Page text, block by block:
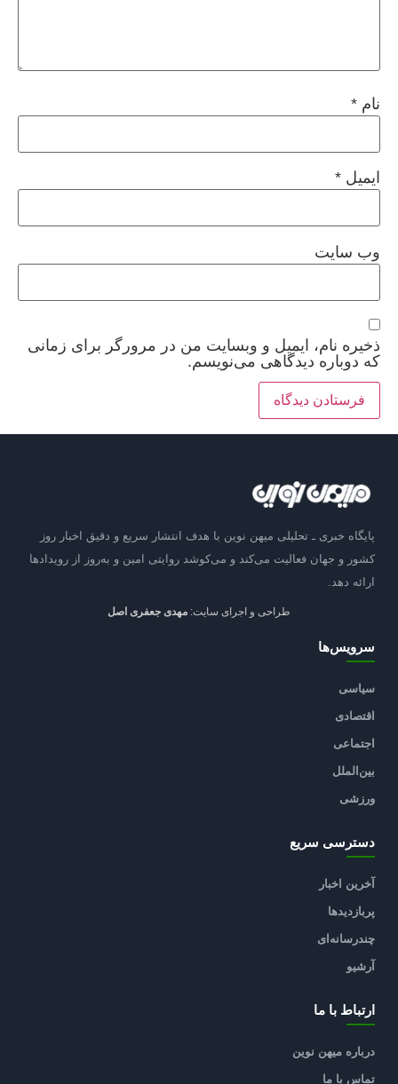
نام *
ایمیل *
وب‌ سایت
ذخیره نام، ایمیل و وبسایت من در مرورگر برای زمانی
که دوباره دیدگاهی می‌نویسم.
پایگاه خبری ـ تحلیلی میهن نوین با هدف انتشار سریع و دقیق اخبار روز
کشور و جهان فعالیت می‌کند و می‌کوشد روایتی امین و به‌روز از رویدادها
ارائه دهد.
طراحی و اجرای سایت: مهدی جعفری اصل
سرویس‌ها
سیاسی
اقتصادی
اجتماعی
بین‌الملل
ورزشی
دسترسی سریع
آخرین اخبار
پربازدیدها
چندرسانه‌ای
آرشیو
ارتباط با ما
درباره میهن نوین
تماس با ما